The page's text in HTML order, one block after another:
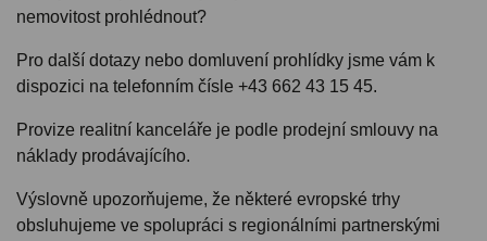
nemovitost prohlédnout?
Pro další dotazy nebo domluvení prohlídky jsme vám k
dispozici na telefonním čísle +43 662 43 15 45.
Provize realitní kanceláře je podle prodejní smlouvy na
náklady prodávajícího.
Výslovně upozorňujeme, že některé evropské trhy
obsluhujeme ve spolupráci s regionálními partnerskými